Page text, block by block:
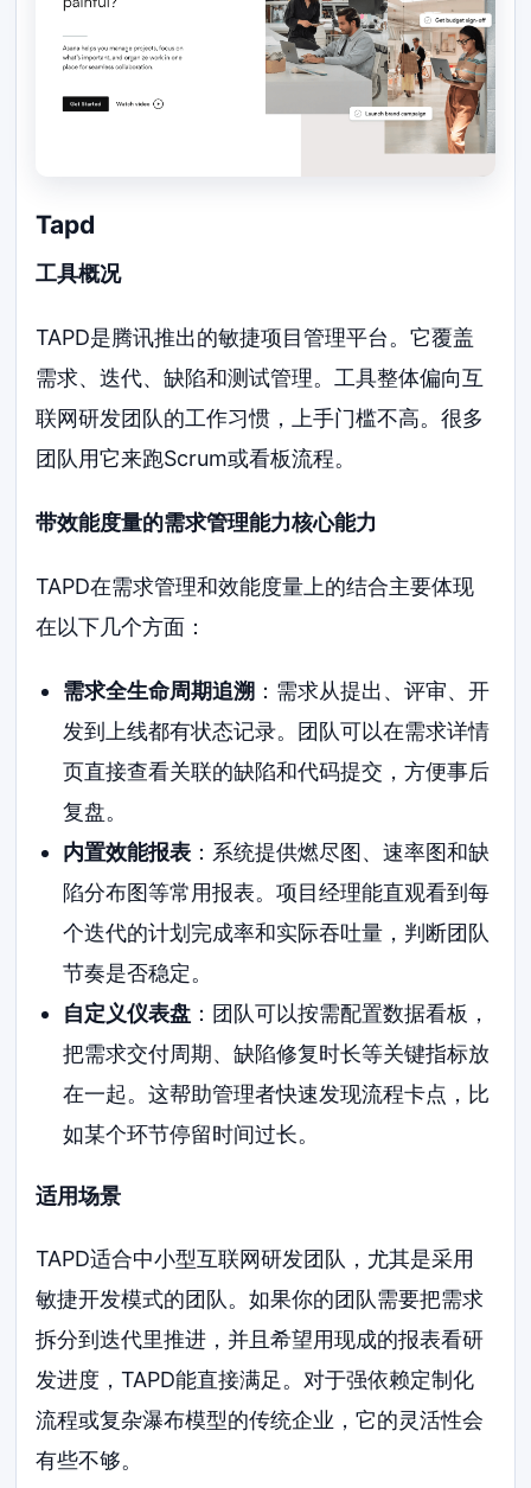
Tapd
工具概况
TAPD是腾讯推出的敏捷项目管理平台。它覆盖
需求、迭代、缺陷和测试管理。工具整体偏向互
联网研发团队的工作习惯，上手门槛不高。很多
团队用它来跑Scrum或看板流程。
带效能度量的需求管理能力核心能力
TAPD在需求管理和效能度量上的结合主要体现
在以下几个方面：
需求全生命周期追溯：需求从提出、评审、开
发到上线都有状态记录。团队可以在需求详情
页直接查看关联的缺陷和代码提交，方便事后
复盘。
内置效能报表：系统提供燃尽图、速率图和缺
陷分布图等常用报表。项目经理能直观看到每
个迭代的计划完成率和实际吞吐量，判断团队
节奏是否稳定。
自定义仪表盘：团队可以按需配置数据看板，
把需求交付周期、缺陷修复时长等关键指标放
在一起。这帮助管理者快速发现流程卡点，比
如某个环节停留时间过长。
适用场景
TAPD适合中小型互联网研发团队，尤其是采用
敏捷开发模式的团队。如果你的团队需要把需求
拆分到迭代里推进，并且希望用现成的报表看研
发进度，TAPD能直接满足。对于强依赖定制化
流程或复杂瀑布模型的传统企业，它的灵活性会
有些不够。